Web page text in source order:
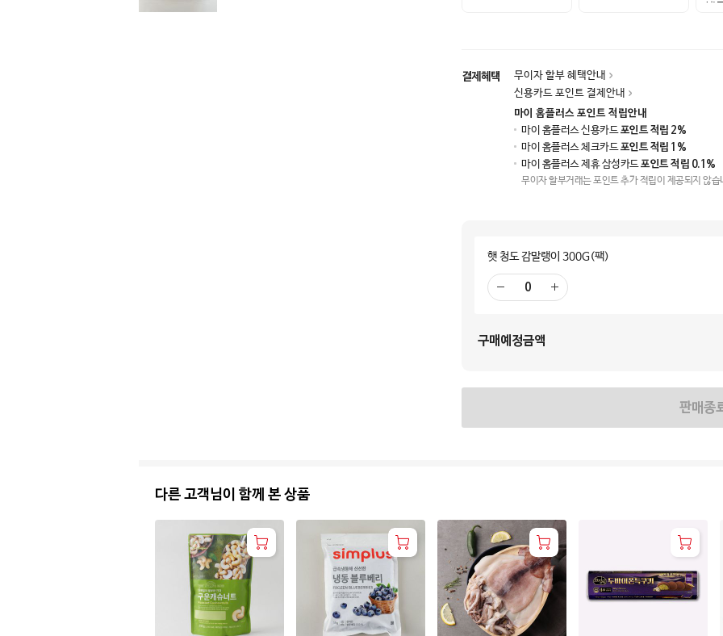
결제혜택
무이자 할부 혜택안내
신용카드 포인트 결제안내
마이 홈플러스 포인트 적립안내
마이 홈플러스 신용카드포인트 적립 2%
마이 홈플러스 체크카드포인트 적립 1%
마이 홈플러스 제휴 삼성카드포인트 적립 0.1%
무이자 할부거래는 포인트 추가 적립이 제공되지 않습
햇 청도 감말랭이 300G(팩)
기
더
하
구매예정금액
판매종
다른 고객님이 함께 본 상품